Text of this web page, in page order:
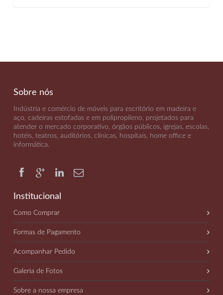
Sobre nós
Indústria e comércio de móveis para escritório em madeira e
aço, cadeiras estofadas e em polipropileno, projetados para
atender o mercado corporativo, órgãos públicos, igrejas, escolas,
hotéis, teatros, auditórios, clínicas, hospitais, home office e
informática.
Institucional
Como Comprar
Formas de Pagamento
Acompanhar Pedido
Galeria de Fotos
Sobre a nossa empresa